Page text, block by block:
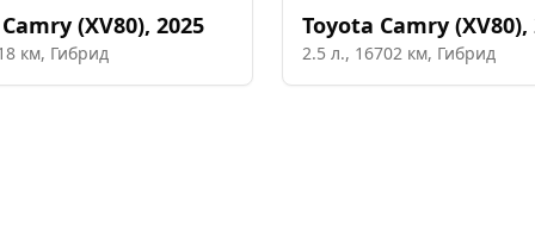
Camry (XV80), 2025
км, Гибрид
Toyota Camry (XV80),
2.5 л., 16702 км, Гибрид